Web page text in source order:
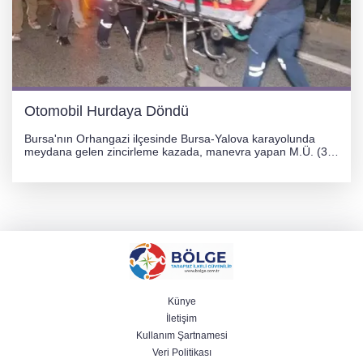
Otomobil Hurdaya Döndü
Bursa'nın Orhangazi ilçesinde Bursa-Yalova karayolunda
meydana gelen zincirleme kazada, manevra yapan M.Ü. (35)
Künye
İletişim
Kullanım Şartnamesi
Veri Politikası